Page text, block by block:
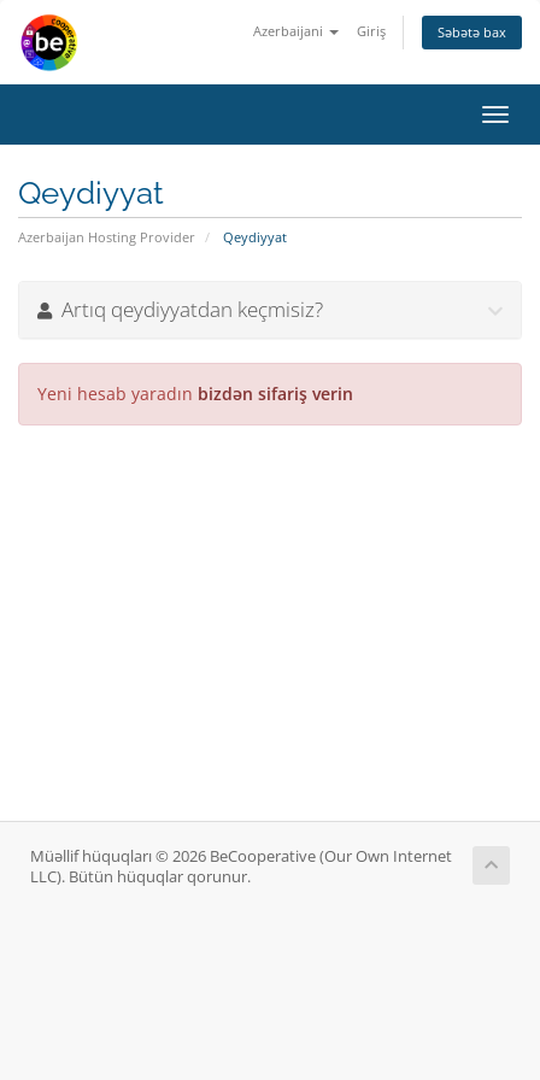
Azerbaijani Giriş Səbətə bax
keçid
Qeydiyyat
Azerbaijan Hosting Provider Qeydiyyat
Artıq qeydiyyatdan keçmisiz?
Yeni hesab yaradın bizdən sifariş verin
Müəllif hüquqları © 2026 BeCooperative (Our Own Internet
LLC). Bütün hüquqlar qorunur.